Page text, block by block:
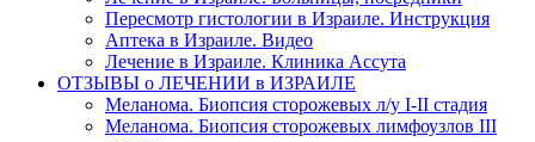
Пересмотр гистологии в Израиле. Инструкция
Аптека в Израиле. Видео
Лечение в Израиле. Клиника Ассута
ОТЗЫВЫ о ЛЕЧЕНИИ в ИЗРАИЛЕ
Меланома. Биопсия сторожевых л/у I-II стадия
Меланома. Биопсия сторожевых лимфоузлов III